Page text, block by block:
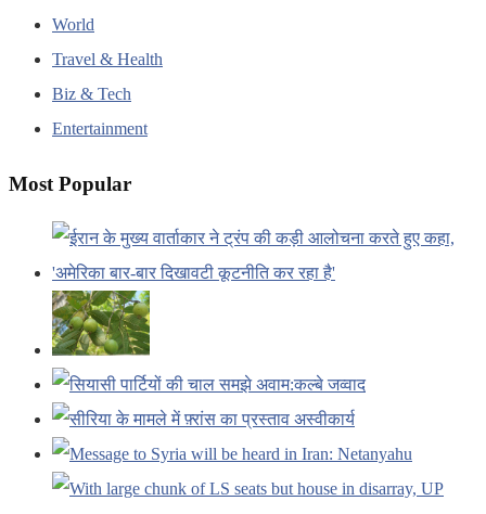
World
Travel & Health
Biz & Tech
Entertainment
Most Popular